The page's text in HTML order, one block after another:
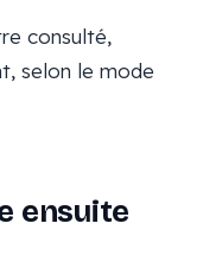
consulté,
selon le mode
ensuite